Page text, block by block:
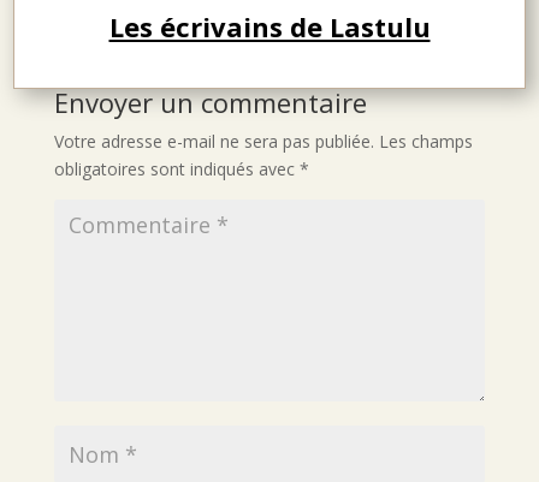
Les écrivains de Lastulu
Envoyer un commentaire
Votre adresse e-mail ne sera pas publiée. Les champs
obligatoires sont indiqués avec *